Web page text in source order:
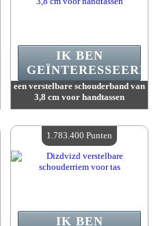
een verstelbare schouderband van
3,8 cm voor handtassen
Beschikbare hoeveelheid :4
IK BEN
GEÏNTERESSEERD.
IK BEN
1.783.400 Punten